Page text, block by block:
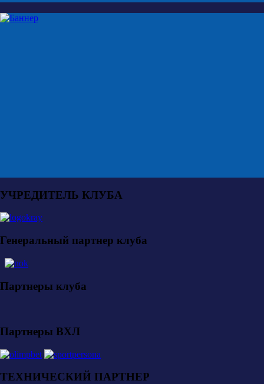
УЧРЕДИТЕЛЬ КЛУБА
Генеральный партнер клуба
Партнеры клуба
Партнеры ВХЛ
ТЕХНИЧЕСКИЙ ПАРТНЕР